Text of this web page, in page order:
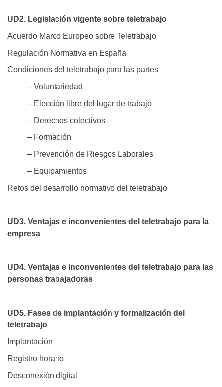
UD2. Legislación vigente sobre teletrabajo
Acuerdo Marco Europeo sobre Teletrabajo
Regulación Normativa en España
Condiciones del teletrabajo para las partes
– Voluntariedad
– Elección libre del lugar de trabajo
– Derechos colectivos
– Formación
– Prevención de Riesgos Laborales
– Equipamientos
Retos del desarrollo normativo del teletrabajo
UD3. Ventajas e inconvenientes del teletrabajo para la
empresa
UD4. Ventajas e inconvenientes del teletrabajo para las
personas trabajadoras
UD5. Fases de implantación y formalización del
teletrabajo
Implantación
Registro horario
Desconexión digital